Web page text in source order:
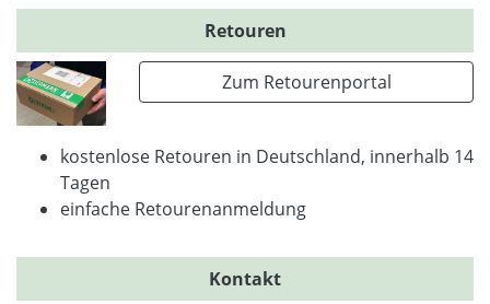
Retouren
Zum Retourenportal
kostenlose Retouren in Deutschland, innerhalb 14
Tagen
einfache Retourenanmeldung
Kontakt